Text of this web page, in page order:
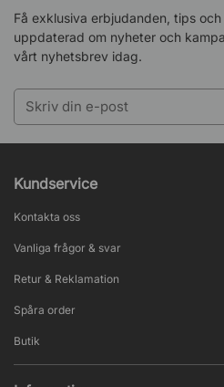
Ljusgrön (67015)
Få exklusiva erbjudanden, tips
uppdaterad om nyheter och
vårt nyhetsbrev idag.
Kundservice
Kontakta oss
Vanliga frågor & svar
Retur & Reklamation
Spåra order
Butik